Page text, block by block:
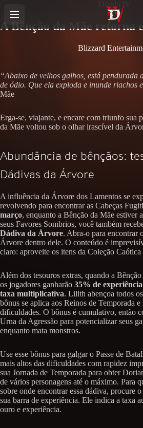
Diablo IV
A Bênção da Mãe retorna
Blizzard
“Abaixo de velhos galhos, está pendurada
de ódio. Que ela exploda e inunde riachos
Mãe
Erga-se, viajante, e encare com triunfo sua
da Mãe voltou sob o olhar irascível da
Abundância de bênçãos:
Dádivas da Árvore
A influência da Árvore dos Lamentos se
revolvendo para encontrar as Cabeças
março, enquanto a Bênção da Mãe estiver
seus Favores Sombrios, você também
Dádiva da Árvore. Abra-o para encontrar
Árvore dentro dele. O conteúdo é
claro: aproveite os itens da Coleção Caótica
Além dos tesouros extras, quando a
os jogadores ganharão 35% de
taxa multiplicativa. Lilith abençoa todos
bônus se aplica aos Reinos de Temporada e
dificuldades. O bônus é cumulativo, então
Urna da Agressão para potencializar seus
enquanto mata monstros.
Use esse bônus para galgar o Passe de
mais altos das dificuldades com rapidez
sua Jornada de Temporada para obter
de vários personagens até o máximo. Para
sobre onde encontrar essa dádiva, procure
sua barra de experiência. Ele indica a taxa
ouro e experiência.